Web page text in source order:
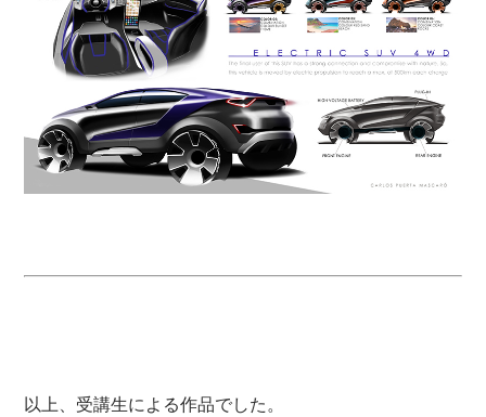
以上、受講生による作品でした。